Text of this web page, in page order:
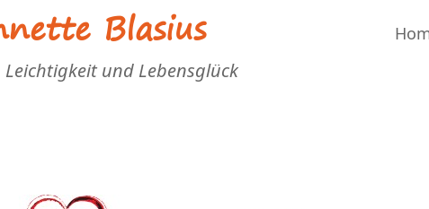
Blasius
und Lebensglück